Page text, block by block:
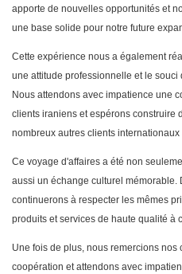
apporte de nouvelles opportunités et
une base solide pour notre future
Cette expérience nous a également
une attitude professionnelle et le
Nous attendons avec impatience une
clients iraniens et espérons construire
nombreux autres clients internationaux
Ce voyage d'affaires a été non
aussi un échange culturel mémorable.
continuerons à respecter les mêmes
produits et services de haute qualité à
Une fois de plus, nous remercions
coopération et attendons avec